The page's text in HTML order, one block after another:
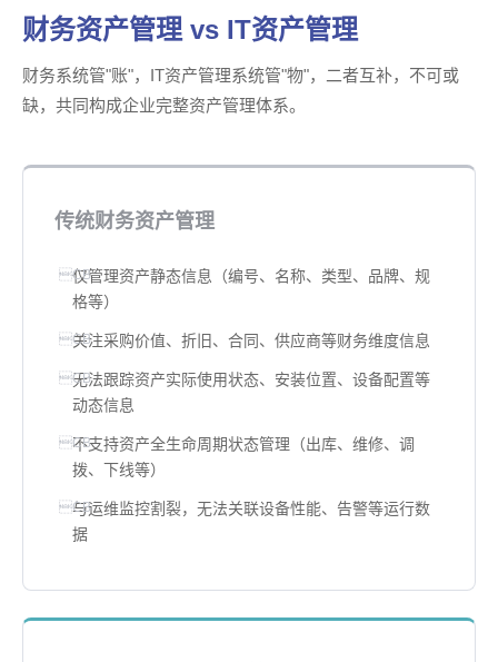
财务资产管理 vs IT资产管理
财务系统管"账"，IT资产管理系统管"物"，二者互补，不可或
缺，共同构成企业完整资产管理体系。
传统财务资产管理
仅管理资产静态信息（编号、名称、类型、品牌、规
格等）
关注采购价值、折旧、合同、供应商等财务维度信息
无法跟踪资产实际使用状态、安装位置、设备配置等
动态信息
不支持资产全生命周期状态管理（出库、维修、调
拨、下线等）
与运维监控割裂，无法关联设备性能、告警等运行数
据